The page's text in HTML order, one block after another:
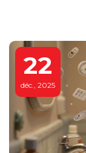
22
déc., 2025